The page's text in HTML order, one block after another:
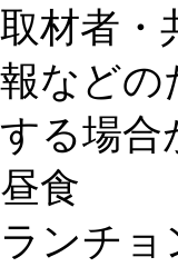
取材者・
報などの
する場合
昼食
ランチ